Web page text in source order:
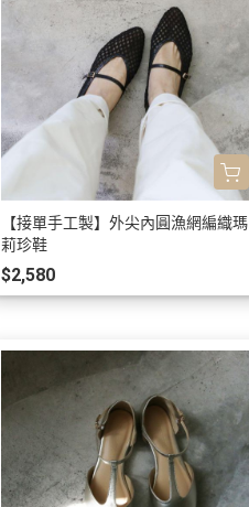
【接單手工製】外尖內圓漁網編織瑪
莉珍鞋
$2,580